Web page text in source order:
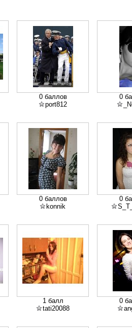
0 баллов
port812
0
0 баллов
konnik
0
1 балл
tati20088
0